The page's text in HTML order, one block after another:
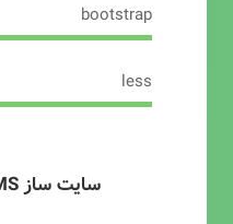
bootstrap
less
سایت ساز CMS